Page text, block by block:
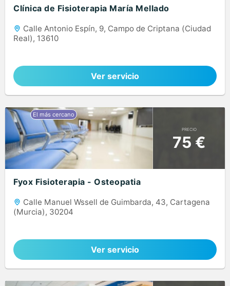
Clínica de Fisioterapia María Mellado
Calle Antonio Espín, 9, Campo de Criptana (Ciudad
Real), 13610
Ver servicio
PRECIO
75 €
Fyox Fisioterapia - Osteopatia
Calle Manuel Wssell de Guimbarda, 43, Cartagena
(Murcia), 30204
Ver servicio